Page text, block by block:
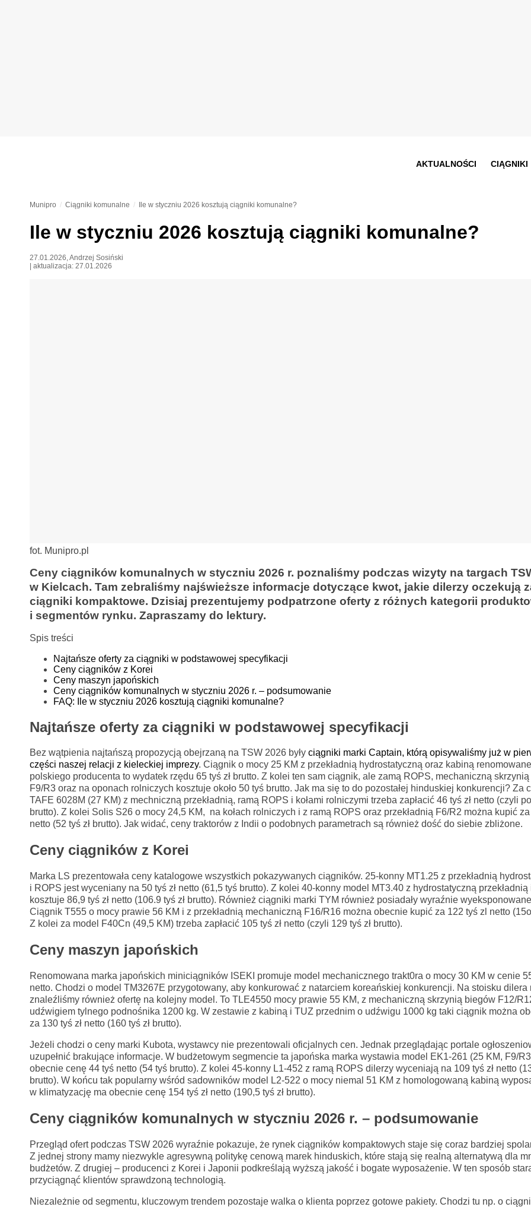
AKTUALNOŚCI CIĄGNIKI
Munipro Ciągniki komunalne Ile w styczniu 2026 kosztują ciągniki komunalne?
Ile w styczniu 2026 kosztują ciągniki komunalne?
27.01.2026 Andrzej Sosiński
| aktualizacja: 27.01.2026
fot. Munipro.pl
Ceny ciągników komunalnych w styczniu 2026 r. poznaliśmy podczas wizyty na targach
w Kielcach. Tam zebraliśmy najświeższe informacje dotyczące kwot, jakie dilerzy oczekują
ciągniki kompaktowe. Dzisiaj prezentujemy podpatrzone oferty z różnych kategorii
i segmentów rynku. Zapraszamy do lektury.
Spis treści
Najtańsze oferty za ciągniki w podstawowej specyfikacji
Ceny ciągników z Korei
Ceny maszyn japońskich
Ceny ciągników komunalnych w styczniu 2026 r. – podsumowanie
FAQ: Ile w styczniu 2026 kosztują ciągniki komunalne?
Najtańsze oferty za ciągniki w podstawowej specyfikacji
Bez wątpienia najtańszą propozycją obejrzaną na TSW 2026 były ciągniki marki Captain, którą opisywaliśmy już w
części naszej relacji z kieleckiej imprezy. Ciągnik o mocy 25 KM z przekładnią hydrostatyczną oraz kabiną
polskiego producenta to wydatek rzędu 65 tyś zł brutto. Z kolei ten sam ciągnik, ale zamą ROPS, mechaniczną
F9/R3 oraz na oponach rolniczych kosztuje około 50 tyś brutto. Jak ma się to do pozostałej hinduskiej konkurencji? Za
TAFE 6028M (27 KM) z mechniczną przekładnią, ramą ROPS i kołami rolniczymi trzeba zapłacić 46 tyś zł netto (czyli
brutto). Z kolei Solis S26 o mocy 24,5 KM, na kołach rolniczych i z ramą ROPS oraz przekładnią F6/R2 można kupić za
netto (52 tyś zł brutto). Jak widać, ceny traktorów z Indii o podobnych parametrach są również dość do siebie zbliżone.
Ceny ciągników z Korei
Marka LS prezentowała ceny katalogowe wszystkich pokazywanych ciągników. 25-konny MT1.25 z przekładnią
i ROPS jest wyceniany na 50 tyś zł netto (61,5 tyś brutto). Z kolei 40-konny model MT3.40 z hydrostatyczną przekładnią
kosztuje 86,9 tyś zł netto (106.9 tyś zł brutto). Również ciągniki marki TYM również posiadały wyraźnie
Ciągnik T555 o mocy prawie 56 KM i z przekładnią mechaniczną F16/R16 można obecnie kupić za 122 tyś zl netto
Z kolei za model F40Cn (49,5 KM) trzeba zapłacić 105 tyś zł netto (czyli 129 tyś zł brutto).
Ceny maszyn japońskich
Renomowana marka japońskich miniciągników ISEKI promuje model mechanicznego trakt0ra o mocy 30 KM w cenie
netto. Chodzi o model TM3267E przygotowany, aby konkurować z natarciem koreańskiej konkurencji. Na stoisku dilera
znaleźliśmy również ofertę na kolejny model. To TLE4550 mocy prawie 55 KM, z mechaniczną skrzynią biegów F12/
udźwigiem tylnego podnośnika 1200 kg. W zestawie z kabiną i TUZ przednim o udźwigu 1000 kg taki ciągnik można
za 130 tyś zł netto (160 tyś zł brutto).
Jeżeli chodzi o ceny marki Kubota, wystawcy nie prezentowali oficjalnych cen. Jednak przeglądając portale
uzupełnić brakujące informacje. W budżetowym segmencie ta japońska marka wystawia model EK1-261 (25 KM, F9/
obecnie cenę 44 tyś netto (54 tyś brutto). Z kolei 45-konny L1-452 z ramą ROPS dilerzy wyceniają na 109 tyś zł netto
brutto). W końcu tak popularny wśród sadowników model L2-522 o mocy niemal 51 KM z homologowaną kabiną
w klimatyzację ma obecnie cenę 154 tyś zł netto (190,5 tyś zł brutto).
Ceny ciągników komunalnych w styczniu 2026 r. – podsumowanie
Przegląd ofert podczas TSW 2026 wyraźnie pokazuje, że rynek ciągników kompaktowych staje się coraz bardziej
Z jednej strony mamy niezwykle agresywną politykę cenową marek hinduskich, które stają się realną alternatywą dla
budżetów. Z drugiej – producenci z Korei i Japonii podkreślają wyższą jakość i bogate wyposażenie. W ten sposób
przyciągnąć klientów sprawdzoną technologią.
Niezależnie od segmentu, kluczowym trendem pozostaje walka o klienta poprzez gotowe pakiety. Chodzi tu np. o